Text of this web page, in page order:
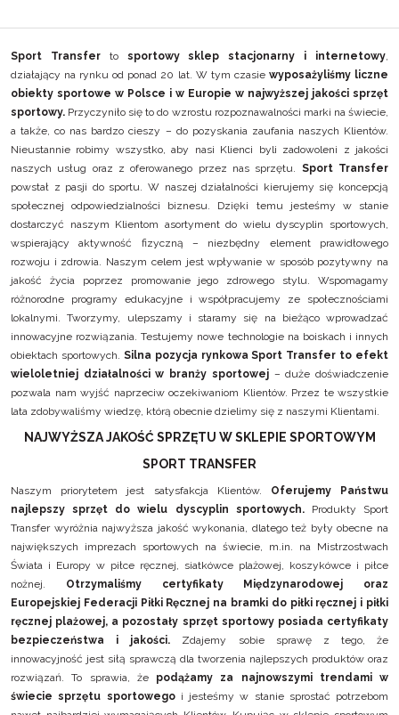
Sport Transferto sportowy sklep stacjonarny i internetowy,
działający na rynku od ponad 20 lat. W tym czasie wyposażyliśmy liczne
obiekty sportowe w Polsce i w Europie w najwyższej jakości sprzęt
sportowy. Przyczyniło się to do wzrostu rozpoznawalności marki na świecie,
a także, co nas bardzo cieszy – do pozyskania zaufania naszych Klientów.
Nieustannie robimy wszystko, aby nasi Klienci byli zadowoleni z jakości
naszych usług oraz z oferowanego przez nas sprzętu. Sport Transfer
powstał z pasji do sportu. W naszej działalności kierujemy się koncepcją
społecznej odpowiedzialności biznesu. Dzięki temu jesteśmy w stanie
dostarczyć naszym Klientom asortyment do wielu dyscyplin sportowych,
wspierający aktywność fizyczną – niezbędny element prawidłowego
rozwoju i zdrowia. Naszym celem jest wpływanie w sposób pozytywny na
jakość życia poprzez promowanie jego zdrowego stylu. Wspomagamy
różnorodne programy edukacyjne i współpracujemy ze społecznościami
lokalnymi. Tworzymy, ulepszamy i staramy się na bieżąco wprowadzać
innowacyjne rozwiązania. Testujemy nowe technologie na boiskach i innych
obiektach sportowych. Silna pozycja rynkowa Sport Transfer to efekt
wieloletniej działalności w branży sportowej– duże doświadczenie
pozwala nam wyjść naprzeciw oczekiwaniom Klientów. Przez te wszystkie
lata zdobywaliśmy wiedzę, którą obecnie dzielimy się z naszymi Klientami.
NAJWYŻSZA JAKOŚĆ SPRZĘTU W SKLEPIE SPORTOWYM
SPORT TRANSFER
Naszym priorytetem jest satysfakcja Klientów. Oferujemy Państwu
najlepszy sprzęt do wielu dyscyplin sportowych.Produkty Sport
Transfer wyróżnia najwyższa jakość wykonania, dlatego też były obecne na
największych imprezach sportowych na świecie, m.in. na Mistrzostwach
Świata i Europy w piłce ręcznej, siatkówce plażowej, koszykówce i piłce
nożnej. Otrzymaliśmy certyfikaty Międzynarodowej oraz
Europejskiej Federacji Piłki Ręcznej na bramki do piłki ręcznej i piłki
ręcznej plażowej, a pozostały sprzęt sportowy posiada certyfikaty
bezpieczeństwa i jakości. Zdajemy sobie sprawę z tego, że
innowacyjność jest siłą sprawczą dla tworzenia najlepszych produktów oraz
rozwiązań. To sprawia, że podążamy za najnowszymi trendami w
świecie sprzętu sportowegoi jesteśmy w stanie sprostać potrzebom